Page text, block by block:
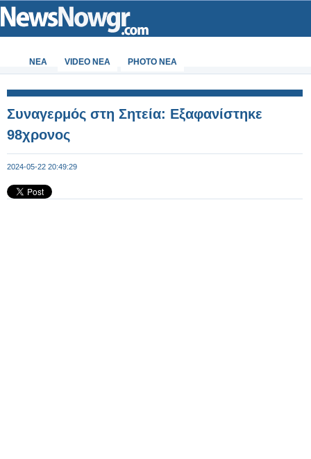
ΝΕΑ VIDEO NEA PHOTO NEA
Συναγερμός στη Σητεία: Εξαφανίστηκε
98χρονος
2024-05-22 20:49:29